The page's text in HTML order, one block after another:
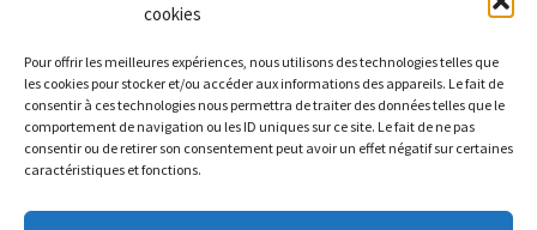
cookies
Pour offrir les meilleures expériences, nous utilisons des technologies telles que
les cookies pour stocker et/ou accéder aux informations des appareils. Le fait de
consentir à ces technologies nous permettra de traiter des données telles que le
comportement de navigation ou les ID uniques sur ce site. Le fait de ne pas
consentir ou de retirer son consentement peut avoir un effet négatif sur certaines
caractéristiques et fonctions.
Saisissez votre adresse e-mail…
Abonnez-vous